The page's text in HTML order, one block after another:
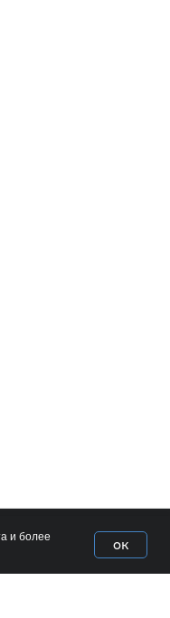
Cart
и более
ок